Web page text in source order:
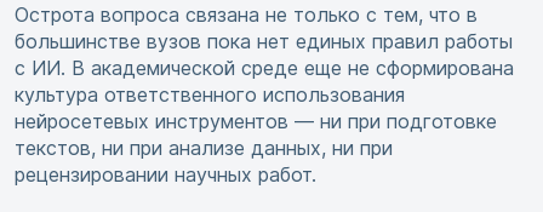
Острота вопроса связана не только с тем, что в
большинстве вузов пока нет единых правил работы
с ИИ. В академической среде еще не сформирована
культура ответственного использования
нейросетевых инструментов — ни при подготовке
текстов, ни при анализе данных, ни при
рецензировании научных работ.